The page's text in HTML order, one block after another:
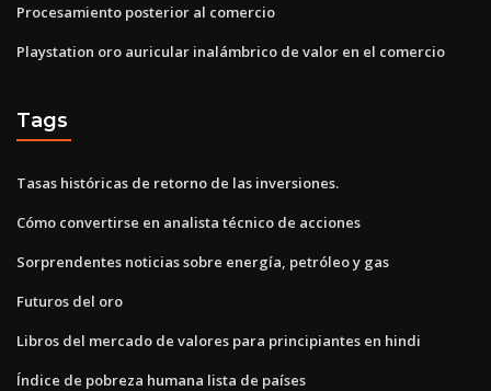
Procesamiento posterior al comercio
Playstation oro auricular inalámbrico de valor en el comercio
Tags
Tasas históricas de retorno de las inversiones.
Cómo convertirse en analista técnico de acciones
Sorprendentes noticias sobre energía, petróleo y gas
Futuros del oro
Libros del mercado de valores para principiantes en hindi
Índice de pobreza humana lista de países